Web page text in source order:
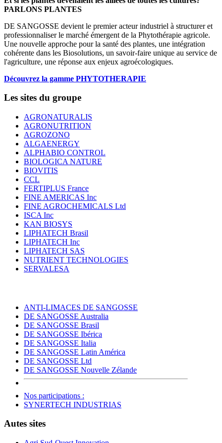
PARLONS PLANTES
DE SANGOSSE devient le premier acteur industriel à structurer et
professionnaliser le marché émergent de la Phytothérapie agricole.
Une nouvelle approche pour la santé des plantes, une intégration
cohérente dans les Biosolutions, un savoir-faire unique au service de
l'agriculture, une réponse aux enjeux agroécologiques.
Découvrez la gamme PHYTOTHERAPIE
Les sites du groupe
AGRONATURALIS
AGRONUTRITION
AGROZONO
ALGAENERGY
ALPHABIO CONTROL
BIOLOGICA NATURE
BIOVITIS
CCL
FERTIPLUS France
FINE AMERICAS Inc
FINE AGROCHEMICALS Ltd
ISCA Inc
KAN BIOSYS
LIPHATECH Brasil
LIPHATECH Inc
LIPHATECH SAS
NUTRIENT TECHNOLOGIES
SERVALESA
ANTI-LIMACES DE SANGOSSE
DE SANGOSSE Australia
DE SANGOSSE Brasil
DE SANGOSSE Ibérica
DE SANGOSSE Italia
DE SANGOSSE Latin América
DE SANGOSSE Ltd
DE SANGOSSE Nouvelle Zélande
Nos participations :
SYNERTECH INDUSTRIAS
Autes sites